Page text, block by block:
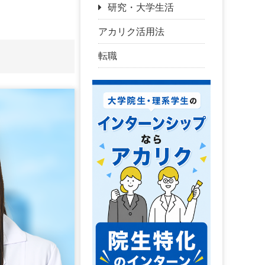
研究・大学生活
アカリク活用法
転職